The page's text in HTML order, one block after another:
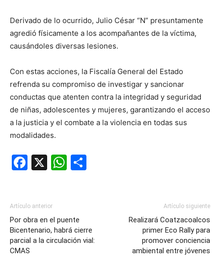
Derivado de lo ocurrido, Julio César “N” presuntamente
agredió físicamente a los acompañantes de la víctima,
causándoles diversas lesiones.
Con estas acciones, la Fiscalía General del Estado
refrenda su compromiso de investigar y sancionar
conductas que atenten contra la integridad y seguridad
de niñas, adolescentes y mujeres, garantizando el acceso
a la justicia y el combate a la violencia en todas sus
modalidades.
Facebook
X WhatsApp
Artículo anterior
Por obra en el puente
Bicentenario, habrá cierre
parcial a la circulación vial:
CMAS
Artículo siguiente
Realizará Coatzacoalcos
primer Eco Rally para
promover conciencia
ambiental entre jóvenes